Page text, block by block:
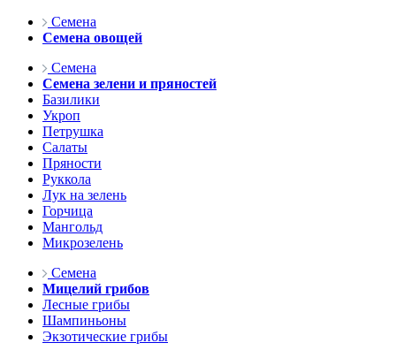
Семена
Семена овощей
Семена
Семена зелени и пряностей
Базилики
Укроп
Петрушка
Салаты
Пряности
Руккола
Лук на зелень
Горчица
Мангольд
Микрозелень
Семена
Мицелий грибов
Лесные грибы
Шампиньоны
Экзотические грибы